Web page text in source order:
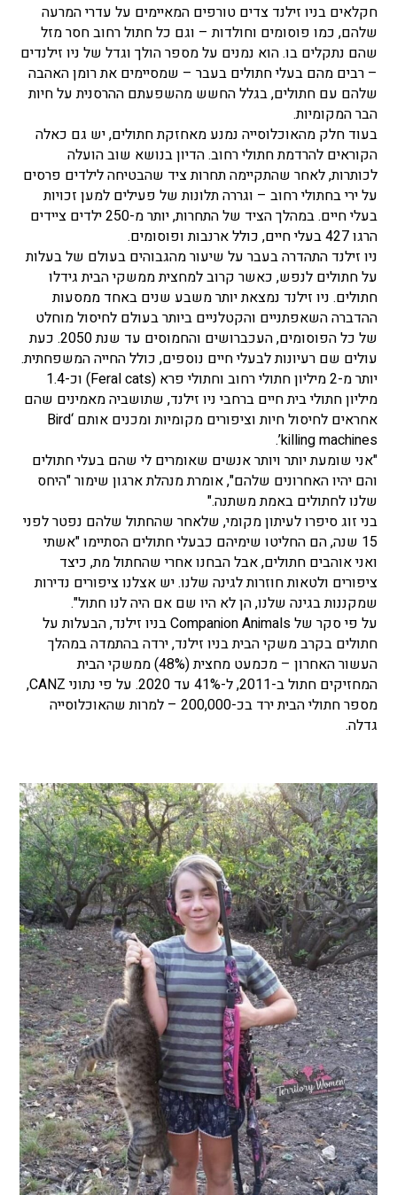
חקלאים בניו זילנד צדים טורפים המאיימים על עדרי המרעה
שלהם, כמו פוסומים וחולדות – וגם כל חתול רחוב חסר מזל
שהם נתקלים בו. הוא נמנים על מספר הולך וגדל של ניו זילנדים
– רבים מהם בעלי חתולים בעבר – שמסיימים את רומן האהבה
שלהם עם חתולים, בגלל החשש מהשפעתם ההרסנית על חיות
הבר המקומיות.
בעוד חלק מהאוכלוסייה נמנע מאחזקת חתולים, יש גם כאלה
הקוראים להרדמת חתולי רחוב. הדיון בנושא שוב הועלה
לכותרות, לאחר שהתקיימה תחרות ציד שהבטיחה לילדים פרסים
על ירי בחתולי רחוב – וגררה תלונות של פעילים למען זכויות
בעלי חיים. במהלך הציד של התחרות, יותר מ-250 ילדים ציידים
הרגו 427 בעלי חיים, כולל ארנבות ופוסומים.
ניו זילנד התהדרה בעבר על שיעור מהגבוהים בעולם של בעלות
על חתולים לנפש, כאשר קרוב למחצית ממשקי הבית גידלו
חתולים. ניו זילנד נמצאת יותר משבע שנים באחד ממסעות
ההדברה השאפתניים והקטלניים ביותר בעולם לחיסול מוחלט
של כל הפוסומים, העכברושים והחמוסים עד שנת 2050. כעת
עולים שם רעיונות לבעלי חיים נוספים, כולל החייה המשפחתית.
יותר מ-2 מיליון חתולי רחוב וחתולי פרא (Feral cats) וכ-1.4
מיליון חתולי בית חיים ברחבי ניו זילנד, שתושביה מאמינים שהם
אחראים לחיסול חיות וציפורים מקומיות ומכנים אותם ‘Bird
killing machines’.
"אני שומעת יותר ויותר אנשים שאומרים לי שהם בעלי חתולים
והם יהיו האחרונים שלהם", אומרת מנהלת ארגון שימור "היחס
שלנו לחתולים באמת משתנה."
בני זוג סיפרו לעיתון מקומי, שלאחר שהחתול שלהם נפטר לפני
15 שנה, הם החליטו שימיהם כבעלי חתולים הסתיימו "אשתי
ואני אוהבים חתולים, אבל הבחנו אחרי שהחתול מת, כיצד
ציפורים ולטאות חוזרות לגינה שלנו. יש אצלנו ציפורים נדירות
שמקננות בגינה שלנו, הן לא היו שם אם היה לנו חתול".
על פי סקר של Companion Animals בניו זילנד, הבעלות על
חתולים בקרב משקי הבית בניו זילנד, ירדה בהתמדה במהלך
העשור האחרון – מכמעט מחצית (48%) ממשקי הבית
המחזיקים חתול ב-2011, ל-41% עד 2020. על פי נתוני CANZ,
מספר חתולי הבית ירד בכ-200,000 – למרות שהאוכלוסייה
גדלה.